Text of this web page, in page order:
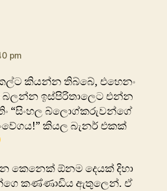
pm
කියන්න තිබ්බේ, එහෙනං
ඉස්පිරිතාලෙට එන්න
“සිංහල බ්ලොග්කරුවන්ගේ
කියල බැනර් එකක්
කෙනෙක් ඕනම දෙයක් දිහා
කණ්ණාඩිය ඇතුලෙන්. ඒ